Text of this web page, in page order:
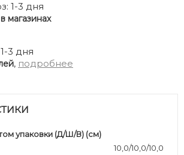
1-3 дня
магазинах
3 дня
, подробнее
упаковки (Д/Ш/В) (см)
10,0/10,0/10,0